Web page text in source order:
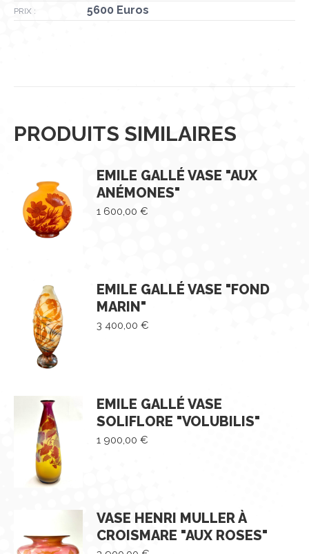
PRIX : 5600 Euros
PRODUITS SIMILAIRES
EMILE GALLÉ VASE "AUX
ANÉMONES"
1 600,00 €
EMILE GALLÉ VASE "FOND
MARIN"
3 400,00 €
EMILE GALLÉ VASE
SOLIFLORE "VOLUBILIS"
1 900,00 €
VASE HENRI MULLER À
CROISMARE "AUX ROSES"